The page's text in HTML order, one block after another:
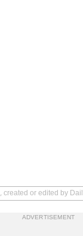
created or edited by
ADVERTISEMENT